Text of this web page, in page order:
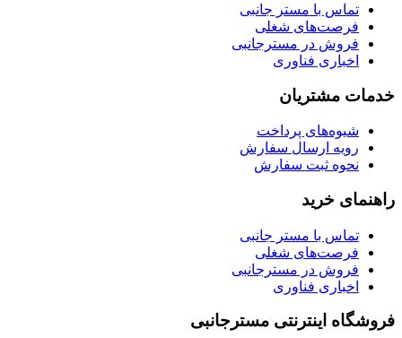
تماس با مستر جانبی
فرصت‌های شغلی
فروش در مسترجانبی
اخباری فناوری
خدمات مشتریان
شیوه‌های پرداخت
رویه ارسال سفارش
نحوه ثبت سفارش
راهنمای خرید
تماس با مستر جانبی
فرصت‌های شغلی
فروش در مسترجانبی
اخباری فناوری
فروشگاه اینترنتی مسترجانبی